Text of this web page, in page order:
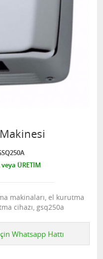
veya ÜRETİM
makinaları, el kurutma
cihazı, gsq250a
Whatsapp Hattı